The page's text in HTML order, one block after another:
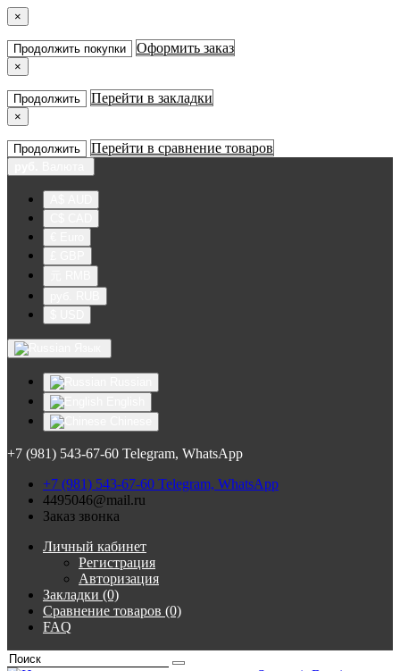
×
Продолжить покупки Оформить заказ
×
Продолжить Перейти в закладки
×
Продолжить Перейти в сравнение товаров
+7 (981) 543-67-60 Telegram, WhatsApp
+7 (981) 543-67-60 Telegram, WhatsApp
4495046@mail.ru
Заказ звонка
Личный кабинет
Регистрация
Авторизация
Закладки (0)
Сравнение товаров (0)
FAQ